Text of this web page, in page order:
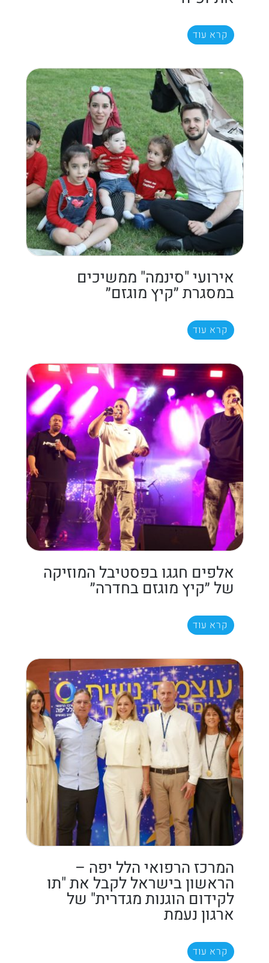
קרא עוד
אירועי "סינמה" ממשיכים
במסגרת ״קיץ מוגזם״
קרא עוד
אלפים חגגו בפסטיבל המוזיקה
של ״קיץ מוגזם בחדרה״
קרא עוד
המרכז הרפואי הלל יפה –
הראשון בישראל לקבל את "תו
לקידום הוגנות מגדרית" של
ארגון נעמת
קרא עוד